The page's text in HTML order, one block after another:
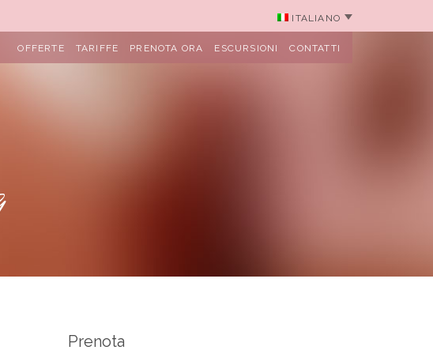
ITALIANO
OFFERTE TARIFFE PRENOTA ORA ESCURSIONI CONTATTI
Prenota